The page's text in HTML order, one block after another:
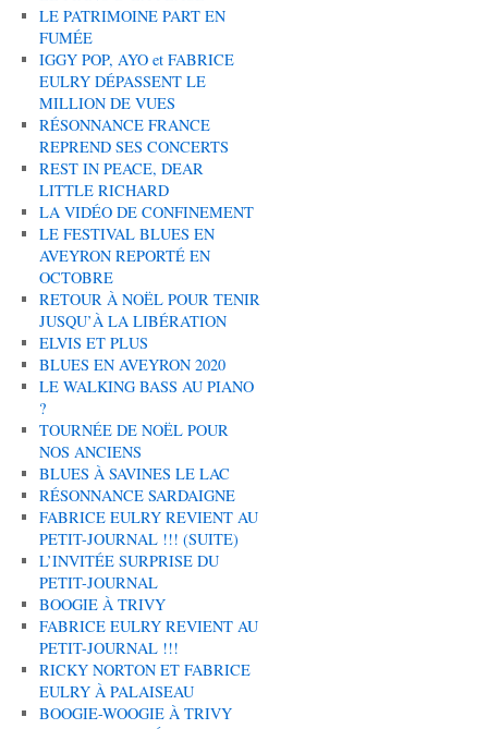
LE PATRIMOINE PART EN
FUMÉE
IGGY POP, AYO et FABRICE
EULRY DÉPASSENT LE
MILLION DE VUES
RÉSONNANCE FRANCE
REPREND SES CONCERTS
REST IN PEACE, DEAR
LITTLE RICHARD
LA VIDÉO DE CONFINEMENT
LE FESTIVAL BLUES EN
AVEYRON REPORTÉ EN
OCTOBRE
RETOUR À NOËL POUR TENIR
JUSQU’À LA LIBÉRATION
ELVIS ET PLUS
BLUES EN AVEYRON 2020
LE WALKING BASS AU PIANO
?
TOURNÉE DE NOËL POUR
NOS ANCIENS
BLUES À SAVINES LE LAC
RÉSONNANCE SARDAIGNE
FABRICE EULRY REVIENT AU
PETIT-JOURNAL !!! (SUITE)
L’INVITÉE SURPRISE DU
PETIT-JOURNAL
BOOGIE À TRIVY
FABRICE EULRY REVIENT AU
PETIT-JOURNAL !!!
RICKY NORTON ET FABRICE
EULRY À PALAISEAU
BOOGIE-WOOGIE À TRIVY